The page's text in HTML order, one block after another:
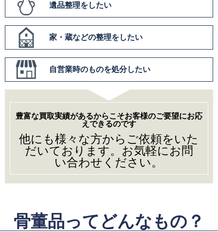
遺品整理をしたい
家・蔵などの整理をしたい
自営業時のものを処分したい
豊富な買取実績があるからこそお客様のご要望にお応
えできるのです
他にも様々な方からご依頼をいた
だいております。お気軽にお問
い合わせください。
骨董品ってどんなもの？